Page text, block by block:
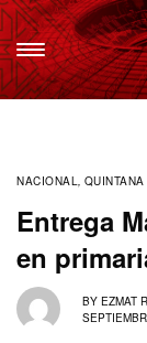
NACIONAL,
Entrega
en
BY EZMAT